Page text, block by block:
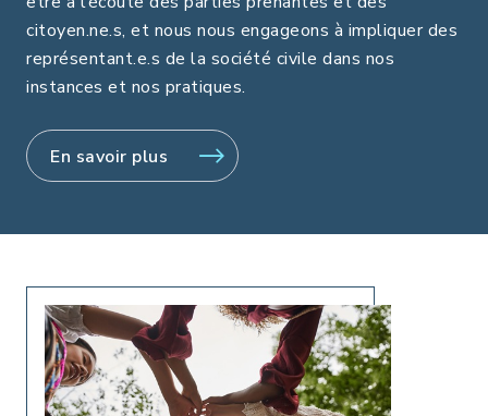
citoyen.ne.s, et nous nous engageons à impliquer des
représentant.e.s de la société civile dans nos
instances et nos pratiques.
En savoir plus